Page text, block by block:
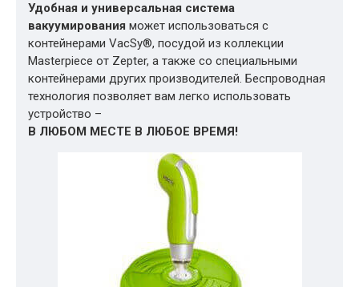
Удобная и универсальная система
вакуумирования может использоваться с
контейнерами VacSy®, посудой из коллекции
Masterpiece от Zepter, а также со специальными
контейнерами других производителей. Беспроводная
технология позволяет вам легко использовать
устройство –
В ЛЮБОМ МЕСТЕ В ЛЮБОЕ ВРЕМЯ!